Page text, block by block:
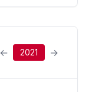
← 2021 →